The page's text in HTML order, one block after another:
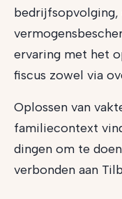
bedrijfsopvolging,
ervaring met het
fiscus zowel via
Oplossen van
familiecontext
dingen om te
verbonden aan